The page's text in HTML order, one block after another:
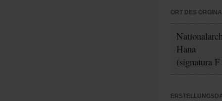
ORT DES
Hana
(signatura